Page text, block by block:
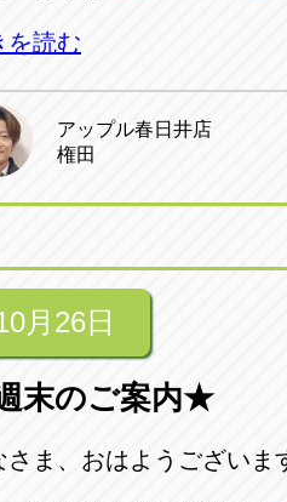
を読む
アップル春日井店
権田
月26日
末のご案内★
さま、おはようございま